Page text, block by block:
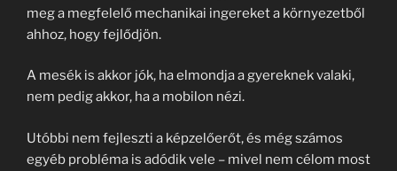
meg a megfelelő mechanikai ingereket a környezetből
ahhoz, hogy fejlődjön.
A mesék is akkor jók, ha elmondja a gyereknek valaki,
nem pedig akkor, ha a mobilon nézi.
Utóbbi nem fejleszti a képzelőerőt, és még számos
egyéb probléma is adódik vele – mivel nem célom most